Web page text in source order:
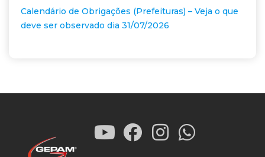
Calendário de Obrigações (Prefeituras) – Veja o que
deve ser observado dia 31/07/2026